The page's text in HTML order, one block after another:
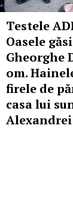
Testele
Oasele
Gheorghe
om.
firele de
casa lui
Alexandrei